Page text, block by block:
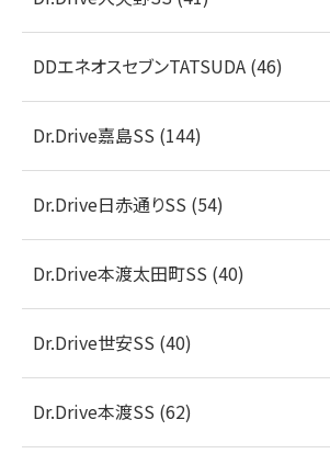
DDエネオスセブンTATSUDA (46)
Dr.Drive嘉島SS (144)
Dr.Drive日赤通りSS (54)
Dr.Drive本渡太田町SS (40)
Dr.Drive世安SS (40)
Dr.Drive本渡SS (62)